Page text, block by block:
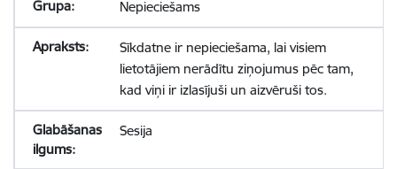
Nepieciešams
Sīkdatne ir nepieciešama, lai visiem
lietotājiem nerādītu ziņojumus pēc tam,
kad viņi ir izlasījuši un aizvēruši tos.
Sesija